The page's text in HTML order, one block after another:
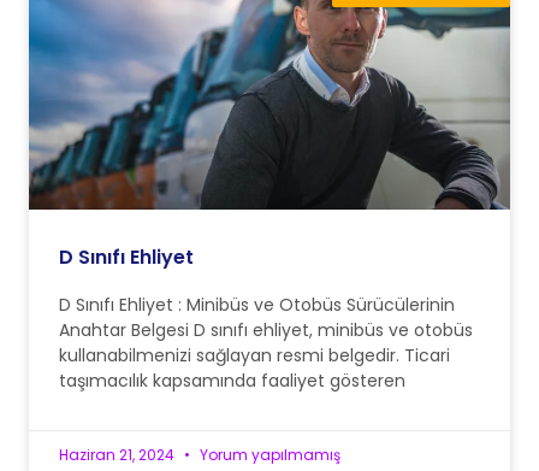
D Sınıfı Ehliyet
D Sınıfı Ehliyet : Minibüs ve Otobüs Sürücülerinin
Anahtar Belgesi D sınıfı ehliyet, minibüs ve otobüs
kullanabilmenizi sağlayan resmi belgedir. Ticari
taşımacılık kapsamında faaliyet gösteren
Haziran 21, 2024 Yorum yapılmamış